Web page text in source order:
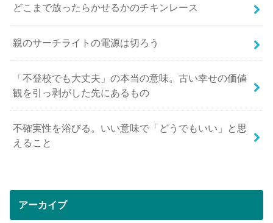
どこまで放ったらかせるかのチキンレース
親のサーチライトの電源は切ろう
「不登校でも大丈夫」の本当の意味。古い幸せの価値
観を引っ剥がした先にあるもの
不確実性を浴びる。いい意味で「どうでもいい」と思
えること
アーカイブ